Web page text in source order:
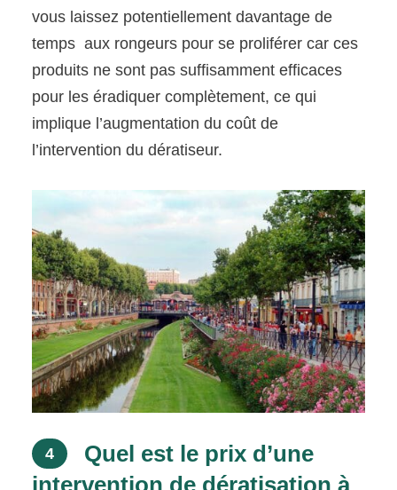
vous laissez potentiellement davantage de
temps aux rongeurs pour se proliférer car ces
produits ne sont pas suffisamment efficaces
pour les éradiquer complètement, ce qui
implique l’augmentation du coût de
l’intervention du dératiseur.
4
Quel est le prix d’une
intervention de dératisation à